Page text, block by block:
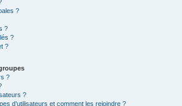
?
?
?
?
?
?
d’utilisateurs et comment les rejoindre ?